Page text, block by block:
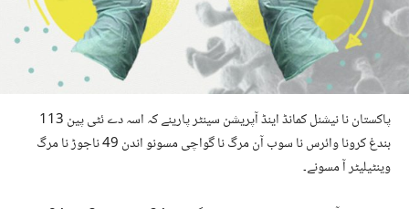
پاکستان نا نیشنل کمانڈ اینڈ آپریشن سینٹر پارینے کہ اسہ دے ئٹی پین 113
بندغ کرونا وائرس نا سوب آن مرگ نا گواچی مسونو اندن 49 ناجوڑ نا مرگ
وینٹیلیٹر آ مسونے۔